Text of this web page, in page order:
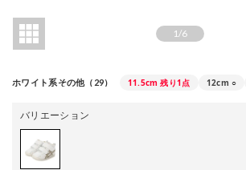
1 /6
ホワイト系その他（29） 11.5cm 残り1点 12cm ○
バリエーション